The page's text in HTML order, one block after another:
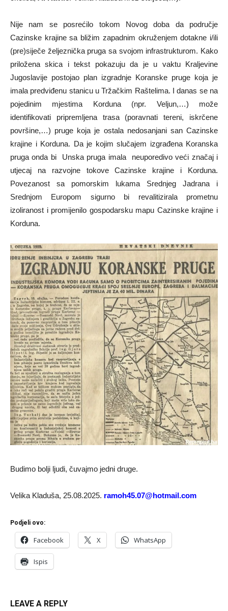
Nije nam se posrećilo tokom Novog doba da područje
Cazinske krajine sa bližim zapadnim okruženjem dotakne i/ili
(pre)siječe željeznička pruga sa svojom infrastrukturom. Kako
priložena skica i tekst pokazuju da je u vaktu Kraljevine
Jugoslavije postojao plan izgradnje Koranske pruge koja je
imala predviđenu stanicu u Tržačkim Raštelima. I danas se na
pojedinim mjestima Korduna (npr. Veljun,…) može
identifikovati pripremljena trasa (poravnati tereni, iskrčene
površine,…) pruge koja je ostala nedosanjani san Cazinske
krajine i Korduna. Da je kojim slučajem izgrađena Koranska
pruga onda bi Unska pruga imala neuporedivo veći značaj i
utjecaj na razvojne tokove Cazinske krajine i Korduna.
Povezanost sa pomorskim lukama Srednjeg Jadrana i
Srednjom Europom sigurno bi revalitizirala prometnu
izoliranost i promijenilo gospodarsku mapu Cazinske krajine i
Korduna.
Budimo bolji ljudi, čuvajmo jedni druge.
Velika Kladuša, 25.08.2025. ramoh45.07@hotmail.com
Podjeli ovo:
Facebook X WhatsApp
Ispis
LEAVE A REPLY